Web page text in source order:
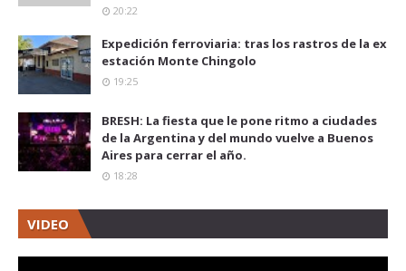
20:22
Expedición ferroviaria: tras los rastros de la ex
estación Monte Chingolo
19:25
BRESH: La fiesta que le pone ritmo a ciudades
de la Argentina y del mundo vuelve a Buenos
Aires para cerrar el año.
18:28
VIDEO